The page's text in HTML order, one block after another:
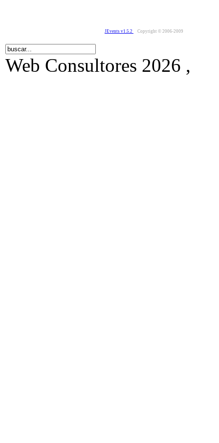
JEvents v1.5.2 Copyright © 2006-2009
Web Consultores 2026 ,